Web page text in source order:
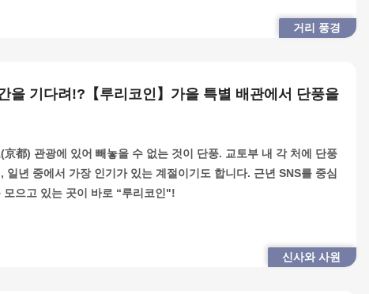
거리 풍경
을 기다려!?【루리코인】가을 특별 배관에서 단풍을
京都) 관광에 있어 빼놓을 수 없는 것이 단풍. 교토부 내 각 처에 단풍
일년 중에서 가장 인기가 있는 계절이기도 합니다. 근년 SNS를 중심
모으고 있는 곳이 바로 “루리코인"!
신사와 사원